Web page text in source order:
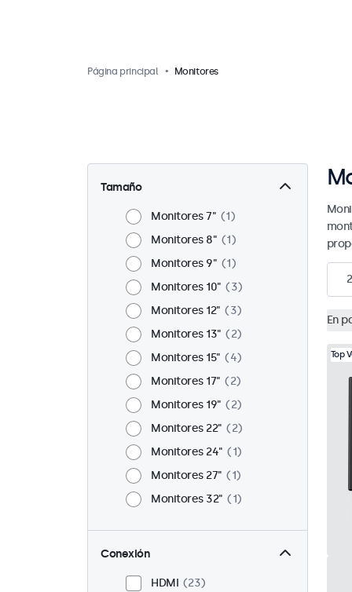
Página principal Monitores
Tamaño
Monitores 7"
1
Monitores 8"
1
Monitores 9"
1
Monitores 10"
3
Monitores 12"
3
Monitores 13"
2
Monitores 15"
4
Monitores 17"
2
Monitores 19"
2
Monitores 22"
2
Monitores 24"
1
Monitores 27"
1
Monitores 32"
1
Conexión
HDMI
23
En
Top